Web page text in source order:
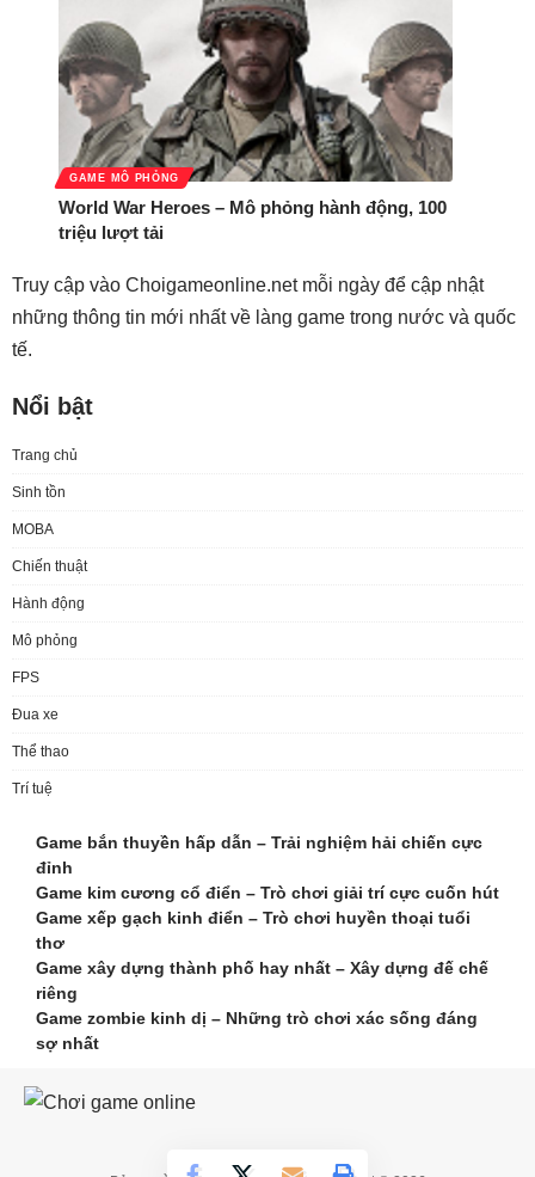
GAME MÔ PHỎNG
World War Heroes – Mô phỏng hành động, 100
triệu lượt tải
Truy cập vào Choigameonline.net mỗi ngày để cập nhật
những thông tin mới nhất về làng game trong nước và quốc
tế.
Nổi bật
Trang chủ
Sinh tồn
MOBA
Chiến thuật
Hành động
Mô phỏng
FPS
Đua xe
Thể thao
Trí tuệ
Game bắn thuyền hấp dẫn – Trải nghiệm hải chiến cực
đỉnh
Game kim cương cổ điển – Trò chơi giải trí cực cuốn hút
Game xếp gạch kinh điển – Trò chơi huyền thoại tuổi
thơ
Game xây dựng thành phố hay nhất – Xây dựng đế chế
riêng
Game zombie kinh dị – Những trò chơi xác sống đáng
sợ nhất